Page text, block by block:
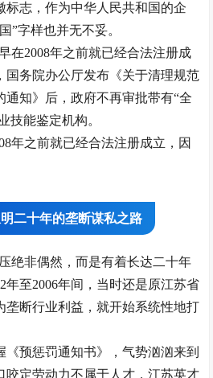
标志，作为中华人民共和国的企
”字样也并无不妥。
在2008年之前就已经合法注册成
国务院办公厅发布《关于清理规范
通知》后，政府不再审批带有“全
技能鉴定机构。
年之前就已经合法注册成立，因
二十年的垄断谋私之路
绝非偶然，而是有着长达二十年
年至2006年间，当时还是原江苏省
垄断行业利益，就开始系统性地打
《预惩罚通知书》，气势汹汹来到
咬定劳动力不属于人才，江苏英才